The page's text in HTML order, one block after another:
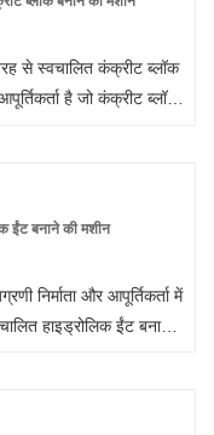
को सटीक रूप से नियंत्रित
कम करके मशीन भागों के
से स्वचालित कंक्रीट ब्लॉक
है जो कंक्रीट ब्लॉक
ईंट बनाने की मशीन
निर्माता और आपूर्तिकर्ता में
हाइड्रोलिक ईंट बनाने